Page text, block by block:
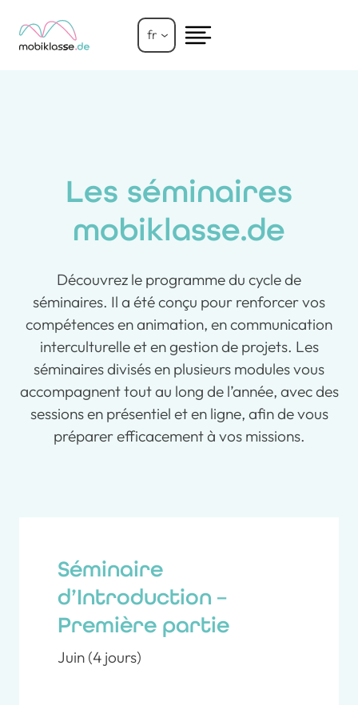
contenu
fr
Les séminaires
mobiklasse.de
Découvrez le programme du cycle de
séminaires. Il a été conçu pour renforcer vos
compétences en animation, en communication
interculturelle et en gestion de projets. Les
séminaires divisés en plusieurs modules vous
accompagnent tout au long de l’année, avec des
sessions en présentiel et en ligne, afin de vous
préparer efficacement à vos missions.
Séminaire
d’Introduction –
Première partie
Juin (4 jours)